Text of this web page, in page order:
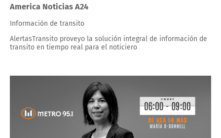
America Noticias A24
Información de transito
AlertasTransito proveyo la solución integral de información de
transito en tiempo real para el noticiero